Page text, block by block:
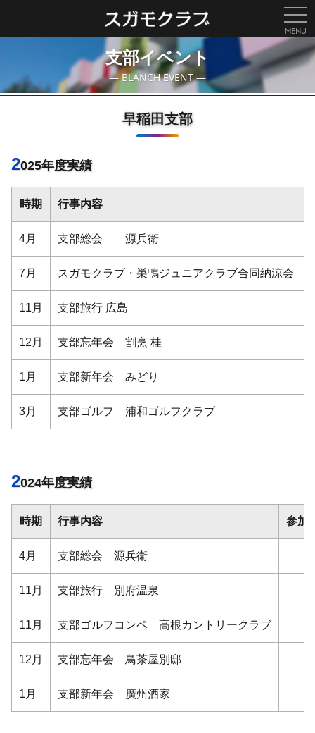
支部イベント
― BLANCH EVENT ―
早稲田支部
2025年度実績
時期 行事内容
4月 支部総会 源兵衛
7月 スガモクラブ・巣鴨ジュニアクラブ合同納涼会
11月 支部旅行 広島
12月 支部忘年会 割烹 桂
1月 支部新年会 みどり
3月 支部ゴルフ 浦和ゴルフクラブ
2024年度実績
時期 行事内容 参加
4月 支部総会 源兵衛
11月 支部旅行 別府温泉
11月 支部ゴルフコンペ 高根カントリークラブ
12月 支部忘年会 鳥茶屋別邸
1月 支部新年会 廣州酒家